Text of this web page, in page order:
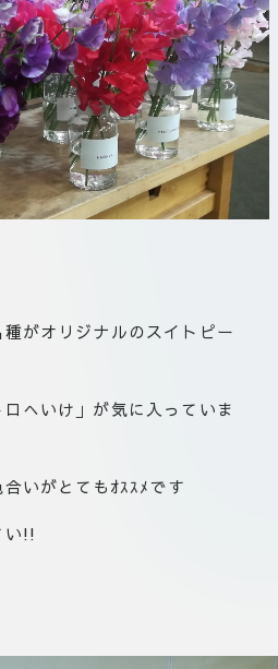
がオリジナルのスイトピー
へいけ」が気に入っていま
いがとてもｵｽｽﾒです
い!!
いて
お問い合わ
せ
EN